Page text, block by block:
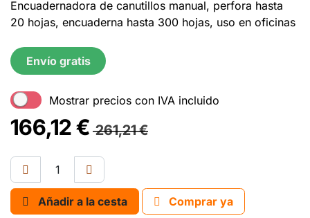
Encuadernadora de canutillos manual, perfora hasta
20 hojas, encuaderna hasta 300 hojas, uso en oficinas
Envío gratis
Mostrar precios con IVA incluido
166,12€ 261,21€
Añadir a la cesta
Comprar ya